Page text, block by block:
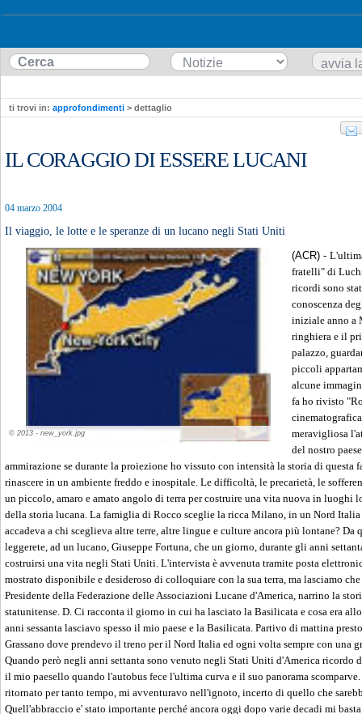
ti trovi in: approfondimenti > dettaglio
IL CORAGGIO DI ESSERE LUCANI
04 marzo 2004
Il viaggio, le lotte e le speranze di un lucano negli Stati Uniti
© 2013 - new_york.jpg
(ACR) -
fratelli" di
ricordi sono
conoscenza
iniziale anno a
ringhiera e il
palazzo,
piccoli
alcune
fa ho rivisto
meravigliosa
del nostro
ammirazione se durante la proiezione ho vissuto con intensità la storia di questa
rinascere in un ambiente freddo e inospitale. Le difficoltà, le precarietà, le
un piccolo, amaro e amato angolo di terra per costruire una vita nuova in luoghi
della storia lucana. La famiglia di Rocco sceglie la ricca Milano, in un Nord Italia
accadeva a chi sceglieva altre terre, altre lingue e culture ancora più lontane? Da
leggerete, ad un lucano, Giuseppe Fortuna, che un giorno, durante gli anni
costruirsi una vita negli Stati Uniti. L'intervista è avvenuta tramite posta
mostrato disponibile e desideroso di colloquiare con la sua terra, ma lasciamo
Presidente della Federazione delle Associazioni Lucane d'America, narrino la
statunitense. D. Ci racconta il giorno in cui ha lasciato la Basilicata e cosa era
anni sessanta lasciavo spesso il mio paese e la Basilicata. Partivo di mattina
Grassano dove prendevo il treno per il Nord Italia ed ogni volta sempre con una
Quando però negli anni settanta sono venuto negli Stati Uniti d'America ricordo
il mio paesello quando l'autobus fece l'ultima curva e il suo panorama
ritornato per tanto tempo, mi avventuravo nell'ignoto, incerto di quello che
Quell'abbraccio e' stato importante perché ancora oggi dopo varie decadi mi